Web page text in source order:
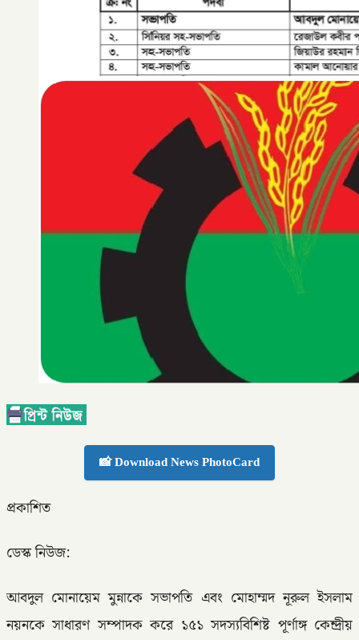
📸 Download News PhotoCard
প্রকাশিত
ডেস্ক নিউজ:
আবদুল মোনায়েম মুন্নাকে সভাপতি এবং মোহাম্মদ নূরুল ইসলাম
নয়নকে সাধারণ সম্পাদক করে ১৫১ সদস্যবিশিষ্ট পূর্ণাঙ্গ কেন্দ্রীয়